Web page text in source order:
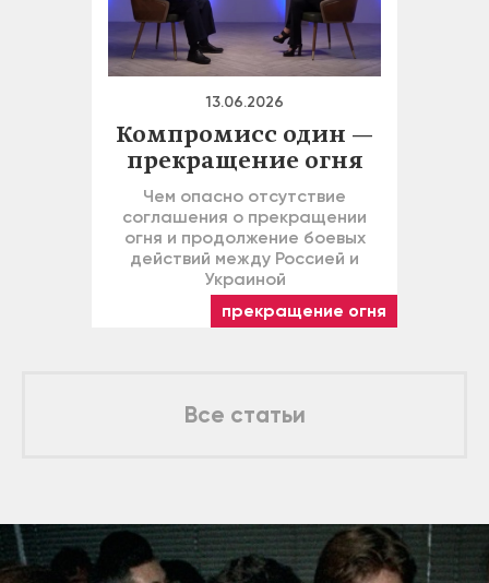
13.06.2026
Компромисс один —
прекращение огня
Чем опасно отсутствие
соглашения о прекращении
огня и продолжение боевых
действий между Россией и
Украиной
прекращение огня
Все статьи